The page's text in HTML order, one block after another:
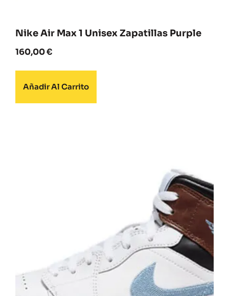
Nike Air Max 1 Unisex Zapatillas Purple
160,00€
Añadir Al Carrito